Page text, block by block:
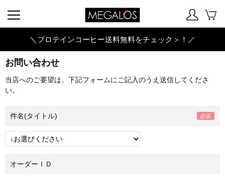
＼プロテインコーヒー送料無料をチェック＞！／
お問い合わせ
当店へのご要望は、下記フォームにご記入のうえ送信してくださ
い。
件名(タイトル)
オーダーＩＤ